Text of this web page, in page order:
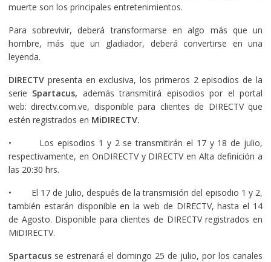
muerte son los principales entretenimientos.
Para sobrevivir, deberá transformarse en algo más que un
hombre, más que un gladiador, deberá convertirse en una
leyenda.
DIRECTVpresenta en exclusiva, los primeros 2 episodios de la
serie Spartacus, además transmitirá episodios por el portal
web: directv.com.ve, disponible para clientes de DIRECTV que
estén registrados en MiDIRECTV.
• Los episodios 1 y 2 se transmitirán el 17 y 18 de julio,
respectivamente, en OnDIRECTV y DIRECTV en Alta definición a
las 20:30 hrs.
• El 17 de Julio, después de la transmisión del episodio 1 y 2,
también estarán disponible en la web de DIRECTV, hasta el 14
de Agosto. Disponible para clientes de DIRECTV registrados en
MiDIRECTV.
Spartacusse estrenará el domingo 25 de julio, por los canales